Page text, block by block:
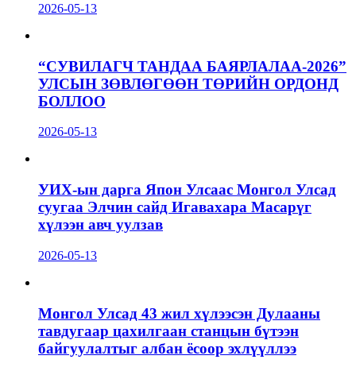
2026-05-13
“СУВИЛАГЧ ТАНДАА БАЯРЛАЛАА-2026”
УЛСЫН ЗӨВЛӨГӨӨН ТӨРИЙН ОРДОНД
БОЛЛОО
2026-05-13
УИХ-ын дарга Япон Улсаас Монгол Улсад
суугаа Элчин сайд Игавахара Масарүг
хүлээн авч уулзав
2026-05-13
Монгол Улсад 43 жил хүлээсэн Дулааны
тавдугаар цахилгаан станцын бүтээн
байгуулалтыг албан ёсоор эхлүүллээ